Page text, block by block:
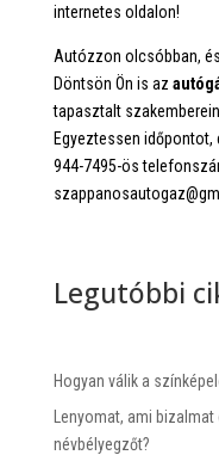
internetes oldalon!
Autózzon olcsóbban,
Döntsön Ön is az
tapasztalt
Egyeztessen időpontot,
944-7495-ös
Legutóbbi
Hogyan válik a
Lenyomat, ami
névbélyegzőt?